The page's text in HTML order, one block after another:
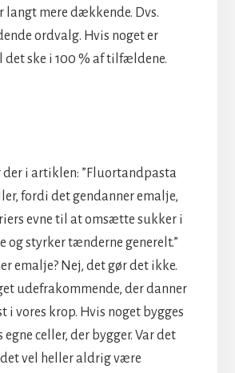
langt mere dækkende. Dvs.
ordvalg. Hvis noget er
det ske i 100 % af tilfældene.
der i artiklen: ”Fluortandpasta
fordi det gendanner emalje,
evne til at omsætte sukker i
og styrker tænderne generelt.”
emalje? Nej, det gør det ikke.
udefrakommende, der danner
i vores krop. Hvis noget bygges
egne celler, der bygger. Var det
vel heller aldrig være